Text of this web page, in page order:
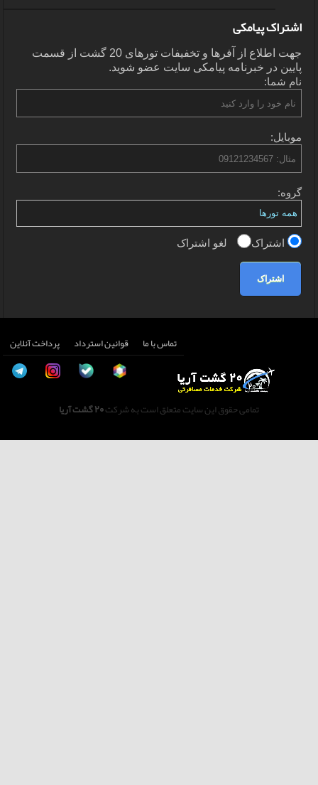
اشتراک پیامکی
جهت اطلاع از آفرها و تخفیفات تورهای 20 گشت از قسمت
پایین در خبرنامه پیامکی سایت عضو شوید.
نام شما:
موبایل:
گروه:
اشتراک لغو اشتراک
اشتراک
تماس با ما قوانین استرداد پرداخت آنلاین
تمامی حقوق این سایت متعلق است به شرکت20 گشت آریا